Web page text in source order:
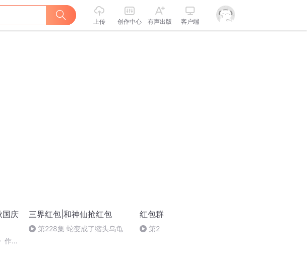
上传 创作中心 有声出版 客户端
国庆
作
三界红包|和神仙抢红包
第228集 蛇变成了缩头乌龟
红包群
第2